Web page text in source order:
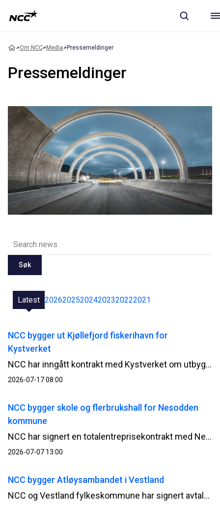
Om NCC Media Pressemeldinger
Pressemeldinger
Søk
Latest 202620252024202320222021
NCC bygger ut Kjøllefjord fiskerihavn for
Kystverket
NCC har inngått kontrakt med Kystverket om utbygging av Kjøllefjord fiskerihavn i Lebesby kommune i Finnmark. Kontrakten har en verdi på 510 millioner norske kroner.
2026-07-17 08:00
NCC bygger skole og flerbrukshall for Nesodden
kommune
NCC har signert en totalentreprisekontrakt med Nesodden kommune for bygging av Nesoddtangen skole og flerbrukshall. Avtalen har en verdi på om lag 345 millioner norske kroner.
2026-07-07 13:00
NCC bygger Atløysambandet i Vestland
NCC og Vestland fylkeskommune har signert avtale for bygging av Atløysambandet. Ordreverdien er på om lag 1,5 milliarder norske kroner og er et av de største samferdselsprosjektene i regionen.